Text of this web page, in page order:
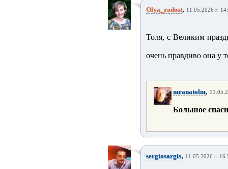
Olya_radost, 11.05.2026 г.
Толя, с Великим
очень правдиво она у
mranatolm,
Большое
sergiosargis, 11.05.2026 г.